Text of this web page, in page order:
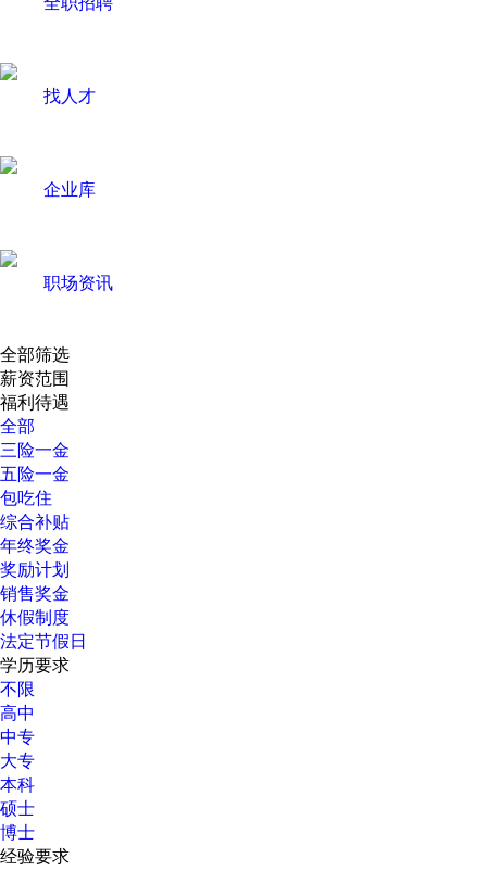
找人才
企业库
职场资讯
全部筛选
薪资范围
福利待遇
全部
三险一金
五险一金
包吃住
综合补贴
年终奖金
奖励计划
销售奖金
休假制度
法定节假日
学历要求
不限
高中
中专
大专
本科
硕士
博士
经验要求